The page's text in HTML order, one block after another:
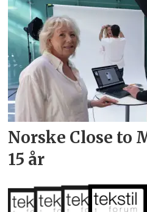
Norske Close to
15 år